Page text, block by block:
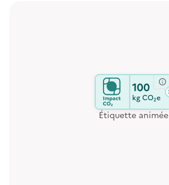
Étiquette animée
100
kgCO₂e